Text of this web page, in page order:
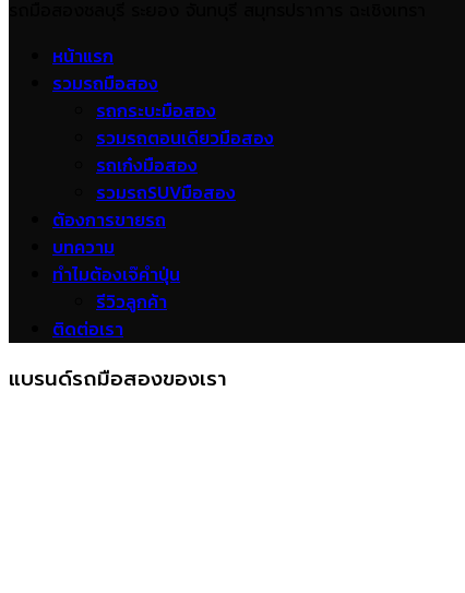
หน้าแรก
รวมรถมือสอง
รถกระบะมือสอง
รวมรถตอนเดียวมือสอง
รถเก๋งมือสอง
รวมรถSUVมือสอง
ต้องการขายรถ
บทความ
ทำไมต้องเจ๊คำปุ่น
รีวิวลูกค้า
ติดต่อเรา
แบรนด์รถมือสองของเรา